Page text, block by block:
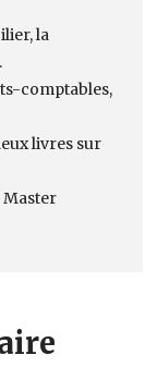
la
comptables,
livres sur
Master